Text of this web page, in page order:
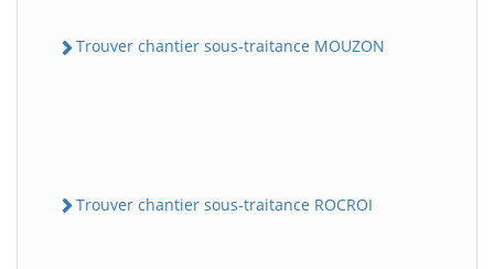
Trouver chantier sous-traitance MOUZON
Trouver chantier sous-traitance ROCROI